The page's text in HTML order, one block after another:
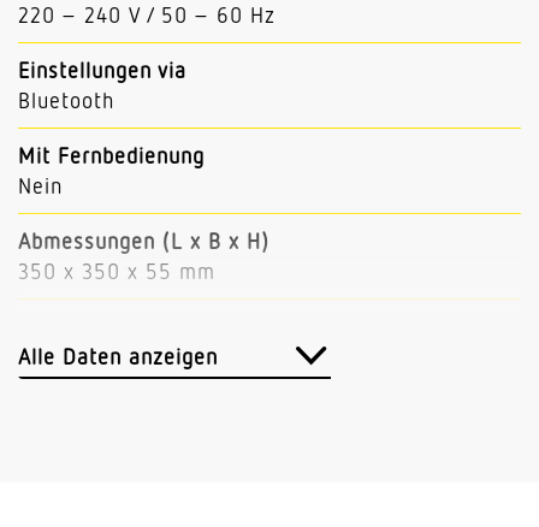
220 – 240 V / 50 – 60 Hz
Einstellungen via
Bluetooth
Mit Fernbedienung
Nein
Abmessungen (L x B x H)
350 x 350 x 55 mm
Hochfrequenz
Alle Daten anzeigen